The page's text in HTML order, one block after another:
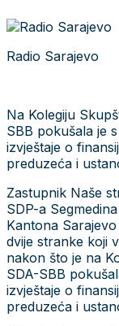
Radio Sarajevo
Na Kolegiju
SBB pokušala je
izvještaje o
preduzeća i
Zastupnik Naše
SDP-a
Kantona
dvije stranke koji
nakon što je na
SDA-SBB
izvještaje o
preduzeća i